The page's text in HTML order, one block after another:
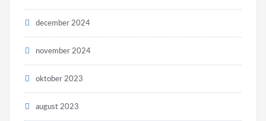
december 2024
november 2024
oktober 2023
august 2023